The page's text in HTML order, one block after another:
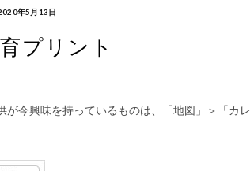
年5月13日
プリント
今興味を持っているものは、「地図」＞「カレ